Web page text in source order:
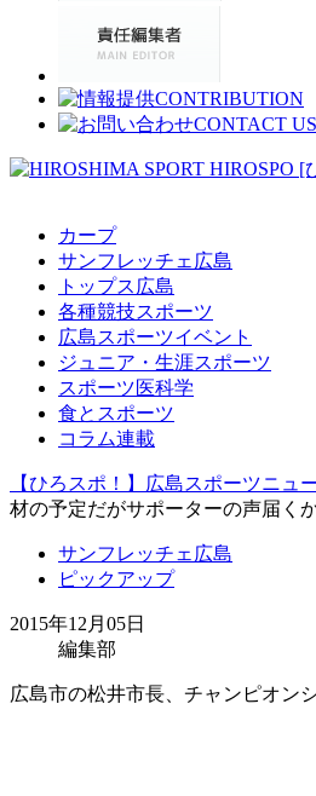
カープ
サンフレッチェ広島
トップス広島
各種競技スポーツ
広島スポーツイベント
ジュニア・生涯スポーツ
スポーツ医科学
食とスポーツ
コラム連載
【ひろスポ！】広島スポーツニュ
材の予定だがサポーターの声届く
サンフレッチェ広島
ピックアップ
2015年12月05日
編集部
広島市の松井市長、チャンピオン